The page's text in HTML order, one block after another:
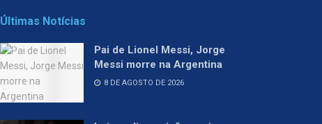
Últimas Notícias
Pai de Lionel Messi, Jorge
Messi morre na Argentina
8 DE AGOSTO DE 2026